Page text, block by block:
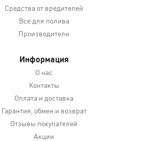
Средства от вредителей
Все для полива
Производители
Информация
О нас
Контакты
Оплата и доставка
Гарантия, обмен и возврат
Отзывы покупателей
Акции